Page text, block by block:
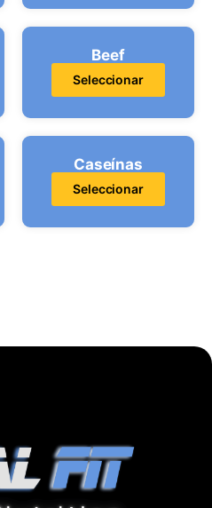
Beef
Seleccionar
Caseínas
Seleccionar